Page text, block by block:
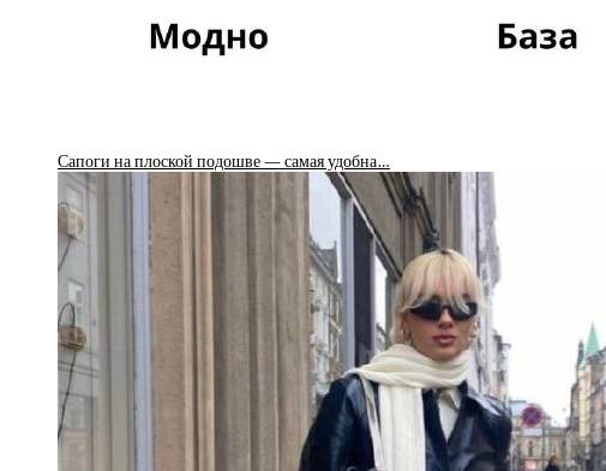
Сапоги на плоской подошве — самая удобна…